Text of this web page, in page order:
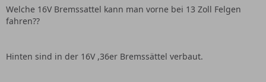
Welche 16V Bremssattel kann man vorne bei 13 Zoll Felgen
fahren??
Hinten sind in der 16V ,36er Bremssättel verbaut.